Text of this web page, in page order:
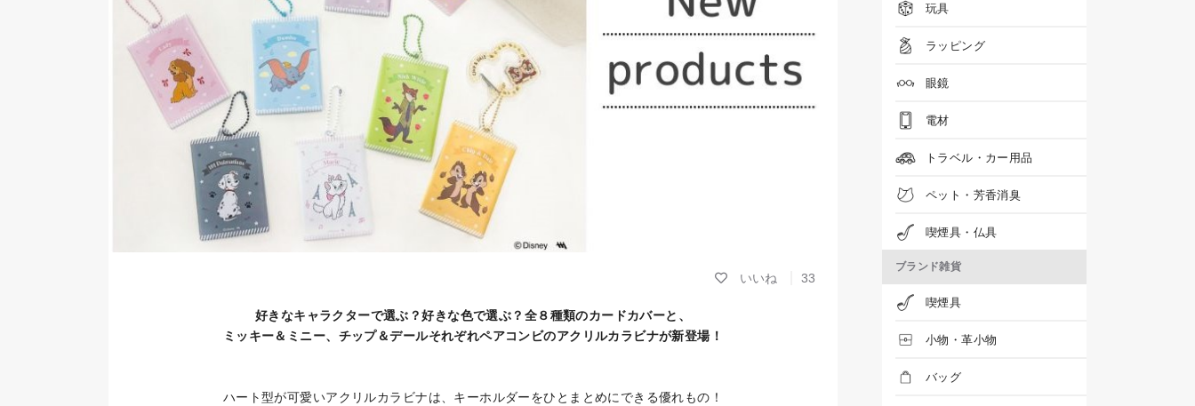
33
好きなキャラクターで選ぶ？好きな色で選ぶ？全８種類のカードカバーと、
ミッキー＆ミニー、チップ＆デールそれぞれペアコンビのアクリルカラビナが新登場！
ハート型が可愛いアクリルカラビナは、キーホルダーをひとまとめにできる優れもの！
玩具
ラッピング
眼鏡
電材
トラベル・カー用品
ペット・芳香消臭
喫煙具・仏具
ブランド雑貨
喫煙具
小物・革小物
バッグ